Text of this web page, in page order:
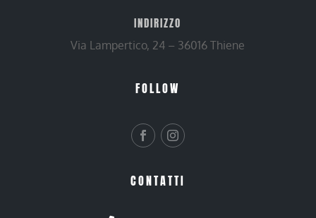
INDIRIZZO
Via Lampertico, 24 – 36016 Thiene
FOLLOW
CONTATTI